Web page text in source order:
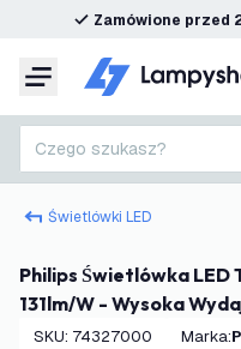
Zamówione przed
Menu
Czego szukasz?
Świetlówki LED
Philips Świetlówka LED T5 60CM - 8W - 6500K -
131lm/W - Wysoka
SKU: 74327000 Marka: